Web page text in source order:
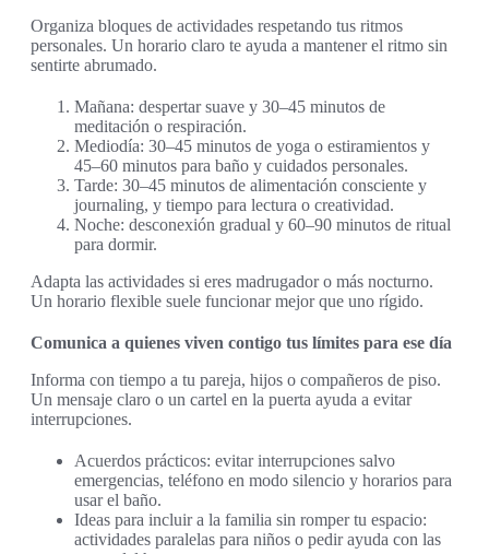
Organiza bloques de actividades respetando tus ritmos
personales. Un horario claro te ayuda a mantener el ritmo sin
sentirte abrumado.
Mañana: despertar suave y 30–45 minutos de
meditación o respiración.
Mediodía: 30–45 minutos de yoga o estiramientos y
45–60 minutos para baño y cuidados personales.
Tarde: 30–45 minutos de alimentación consciente y
journaling, y tiempo para lectura o creatividad.
Noche: desconexión gradual y 60–90 minutos de ritual
para dormir.
Adapta las actividades si eres madrugador o más nocturno.
Un horario flexible suele funcionar mejor que uno rígido.
Comunica a quienes viven contigo tus límites para ese día
Informa con tiempo a tu pareja, hijos o compañeros de piso.
Un mensaje claro o un cartel en la puerta ayuda a evitar
interrupciones.
Acuerdos prácticos: evitar interrupciones salvo
emergencias, teléfono en modo silencio y horarios para
usar el baño.
Ideas para incluir a la familia sin romper tu espacio:
actividades paralelas para niños o pedir ayuda con las